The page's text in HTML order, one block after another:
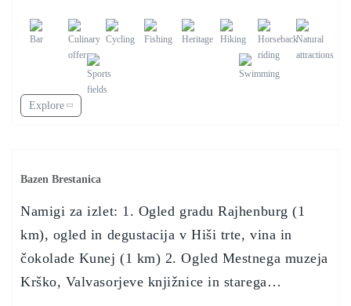
Explore
Bazen Brestanica
Namigi za izlet: 1. Ogled gradu Rajhenburg (1
km), ogled in degustacija v Hiši trte, vina in
čokolade Kunej (1 km) 2. Ogled Mestnega muzeja
Krško, Valvasorjeve knjižnice in starega…